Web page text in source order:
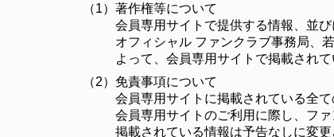
（1） 著作権等について
会員専用サイトで提供する情報、並
オフィシャル ファンクラブ事務局、
よって、会員専用サイトで掲載され
（2） 免責事項について
会員専用サイトに掲載されている全
会員専用サイトのご利用に際し、フ
掲載されている情報は予告なしに変